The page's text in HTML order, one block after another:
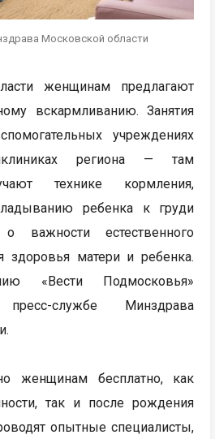
Московской области
женщинам предлагают
вскармливанию. Занятия
учреждениях
региона — там
технике кормления,
ребенка к груди
важности естественного
здоровья матери и ребенка.
«Вести Подмосковья»
службе Минздрава
женщинам бесплатно, как
так и после рождения
опытные специалисты,